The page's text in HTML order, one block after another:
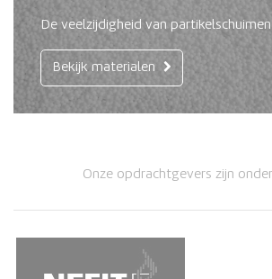
De veelzijdigheid van
Bekijk materialen
Onze opdrachtgevers zijn